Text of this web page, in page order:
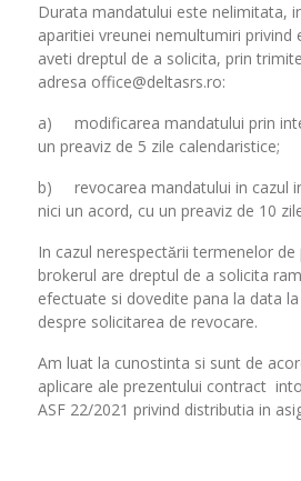
Durata mandatului este nelimitata,
aparitiei vreunei nemultumiri privind
aveti dreptul de a solicita, prin
adresa office@deltasrs.ro:
a) modificarea mandatului prin
un preaviz de 5 zile calendaristice;
b) revocarea mandatului in cazul
nici un acord, cu un preaviz de 10
In cazul nerespectării termenelor de
brokerul are dreptul de a solicita
efectuate si dovedite pana la data
despre solicitarea de revocare.
Am luat la cunostinta si sunt de
aplicare ale prezentului contract
ASF 22/2021 privind distributia in